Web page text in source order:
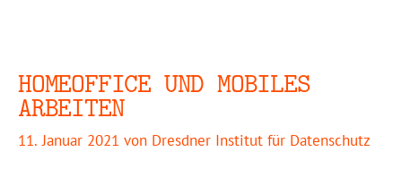
HOMEOFFICE UND MOBILES
ARBEITEN
11. Januar 2021 von Dresdner Institut für Datenschutz